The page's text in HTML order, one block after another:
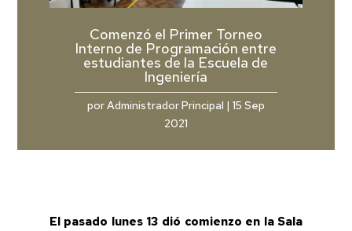
Comenzó el Primer Torneo
Interno de Programación entre
estudiantes de la Escuela de
Ingeniería
porAdministrador Principal | 15 Sep
2021
El pasado lunes 13 dió comienzo en la Sala